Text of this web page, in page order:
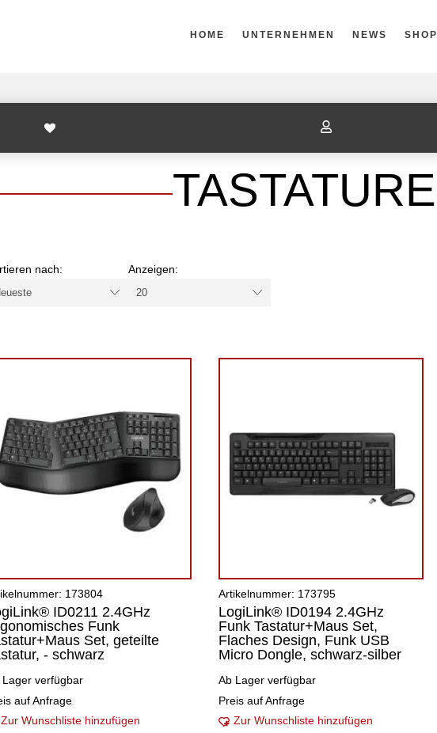
HOME UNTERNEHMEN NEWS SHOP

nach:
Anzeigen:
173804
ID0211 2.4GHz
Funk
Set, geteilte
- schwarz
Lager verfügbar
auf Anfrage
Zur Wunschliste hinzufügen
Artikelnummer: 173795
LogiLink® ID0194 2.4GHz
Funk Tastatur+Maus Set,
Flaches Design, Funk USB
Micro Dongle, schwarz-silber
Ab Lager verfügbar
Preis auf Anfrage
Zur Wunschliste hinzufügen